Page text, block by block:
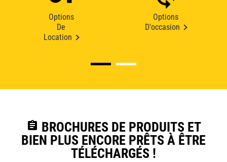
Options
De
Location
Options
D'occasion
assignment BROCHURES DE PRODUITS ET
BIEN PLUS ENCORE PRÊTS À ÊTRE
TÉLÉCHARGÉS !